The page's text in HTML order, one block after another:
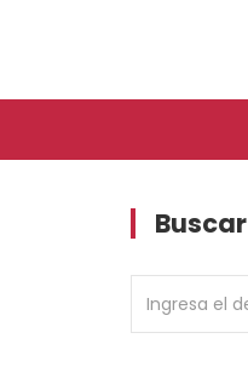
Buscar